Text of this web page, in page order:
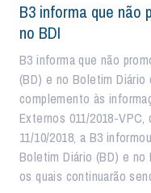
B3 informa que não
no BDI
B3 informa que não
(BD) e no Boletim Diário
complemento às
Externos 011/2018-VPC,
11/10/2018, a B3
Boletim Diário (BD) e no
os quais continuarão